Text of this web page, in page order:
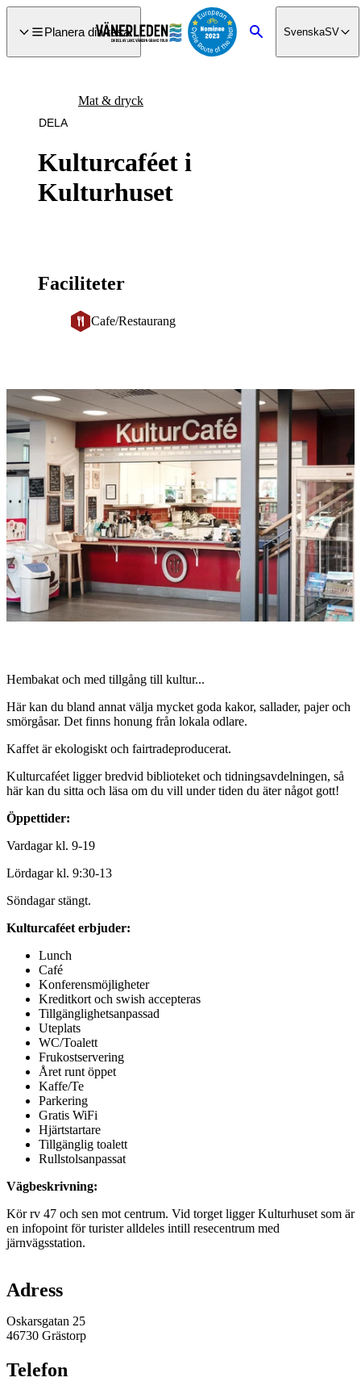
till
Planera din resa
Sök SvenskaSV
Kulturcaféet i
Kulturhuset
Mat & dryck
DELA
Faciliteter
Cafe/Restaurang
Bildspel
med
bilder
Beskrivning
Hembakat och med tillgång till kultur...
Här kan du bland annat välja mycket goda kakor, sallader, pajer och
smörgåsar. Det finns honung från lokala odlare.
Kaffet är ekologiskt och fairtradeproducerat.
Kulturcaféet ligger bredvid biblioteket och tidningsavdelningen, så
här kan du sitta och läsa om du vill under tiden du äter något gott!
Öppettider:
Vardagar kl. 9-19
Lördagar kl. 9:30-13
Söndagar stängt.
Kulturcaféet erbjuder:
Lunch
Café
Konferensmöjligheter
Kreditkort och swish accepteras
Tillgänglighetsanpassad
Uteplats
WC/Toalett
Frukostservering
Året runt öppet
Kaffe/Te
Parkering
Gratis WiFi
Hjärtstartare
Tillgänglig toalett
Rullstolsanpassat
Vägbeskrivning:
Kör rv 47 och sen mot centrum. Vid torget ligger Kulturhuset som är
en infopoint för turister alldeles intill resecentrum med
järnvägsstation.
Adress
Oskarsgatan 25
46730 Grästorp
Telefon